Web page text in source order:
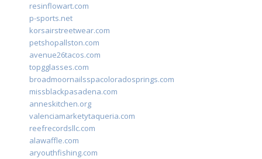
resinflowart.com
p-sports.net
korsairstreetwear.com
petshopallston.com
avenue26tacos.com
topgglasses.com
broadmoornailsspacoloradosprings.com
missblackpasadena.com
anneskitchen.org
valenciamarketytaqueria.com
reefrecordsllc.com
alawaffle.com
aryouthfishing.com